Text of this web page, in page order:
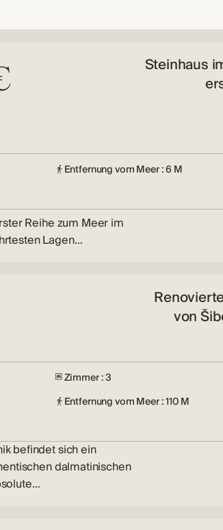
Steinhaus
Entfernung vom Meer : 6 M
Reihe zum Meer im
Lagen…
von
Zimmer : 3
Entfernung vom Meer : 110 M
befindet sich ein
dalmatinischen